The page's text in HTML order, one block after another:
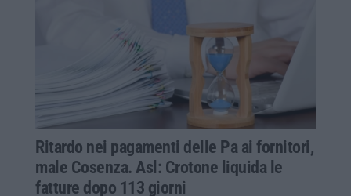
Ritardo nei pagamenti delle Pa ai fornitori,
male Cosenza. Asl: Crotone liquida le
fatture dopo 113 giorni